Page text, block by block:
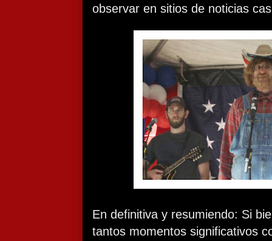
observar en sitios de noticias
En definitiva y resumiendo: Si
tantos momentos significativos